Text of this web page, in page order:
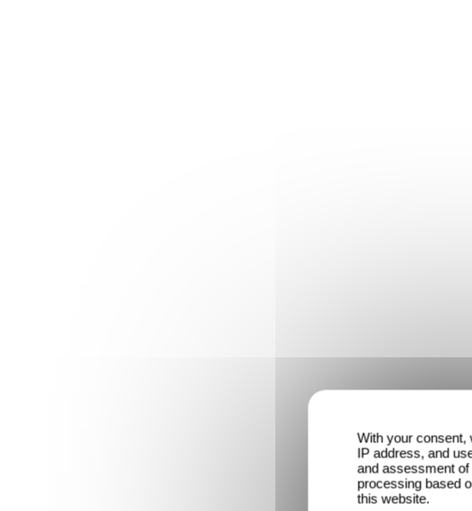
With your consent,
IP address, and
and assessment
processing based
this website.